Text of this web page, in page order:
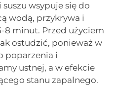
suszu wsypuje się do
wodą, przykrywa i
8 minut. Przed użyciem
ostudzić, ponieważ w
poparzenia i
ustnej, a w efekcie
stanu zapalnego.